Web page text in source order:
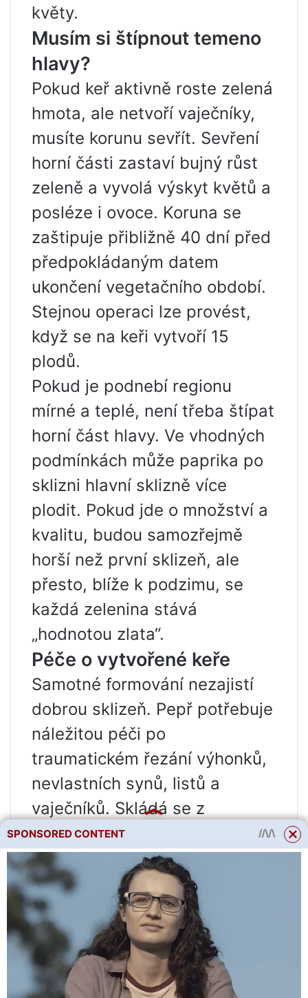
květy.
Musím si štípnout temeno
hlavy?
Pokud keř aktivně roste zelená
hmota, ale netvoří vaječníky,
musíte korunu sevřít. Sevření
horní části zastaví bujný růst
zeleně a vyvolá výskyt květů a
posléze i ovoce. Koruna se
zaštipuje přibližně 40 dní před
předpokládaným datem
ukončení vegetačního období.
Stejnou operaci lze provést,
když se na keři vytvoří 15
plodů.
Pokud je podnebí regionu
mírné a teplé, není třeba štípat
horní část hlavy. Ve vhodných
podmínkách může paprika po
sklizni hlavní sklizně více
plodit. Pokud jde o množství a
kvalitu, budou samozřejmě
horší než první sklizeň, ale
přesto, blíže k podzimu, se
každá zelenina stává
„hodnotou zlata“.
Péče o vytvořené keře
Samotné formování nezajistí
dobrou sklizeň. Pepř potřebuje
náležitou péči po
traumatickém řezání výhonků,
nevlastních synů, listů a
vaječníků. Skládá se z
následujícího:
Podvazky.Keře by měly být
vázány na podpěry a mříže.
Toto opatření je nezbytné, aby
se zajistilo, že se větve
neodlomí pod tíhou vaječníků.
Zavlažování.Zavlažování se
SPONSORED CONTENT